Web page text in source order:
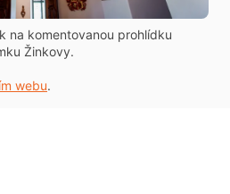
na komentovanou prohlídku
Žinkovy.
webu.